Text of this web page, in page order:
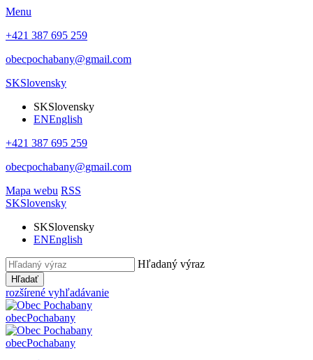
Menu
+421 387 695 259
obecpochabany@gmail.com
SKSlovensky
SKSlovensky
ENEnglish
+421 387 695 259
obecpochabany@gmail.com
Mapa webu RSS
SKSlovensky
SKSlovensky
ENEnglish
Hľadaný výraz
Hľadať
rozšírené vyhľadávanie
obecPochabany
obecPochabany